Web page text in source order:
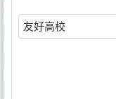
友好高校